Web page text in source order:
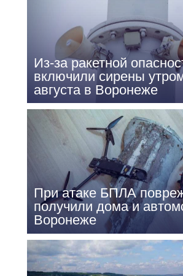
Из-за ракетной
включили сирены
августа в Воронеже
При атаке БПЛА
получили дома и
Воронеже